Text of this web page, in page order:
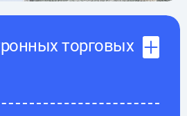
торговых